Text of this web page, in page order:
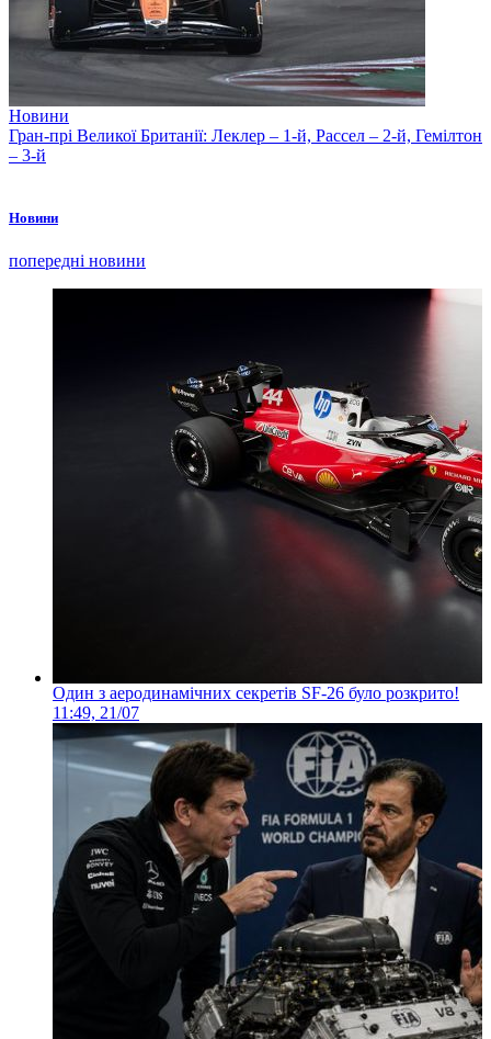
Новини
Гран-прі Великої Британії: Леклер – 1-й, Рассел – 2-й, Гемілтон
– 3-й
Новини
попередні новини
Один з аеродинамічних секретів SF-26 було розкрито!
11:49, 21/07